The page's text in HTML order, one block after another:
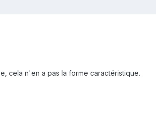
cela n'en a pas la forme caractéristique.